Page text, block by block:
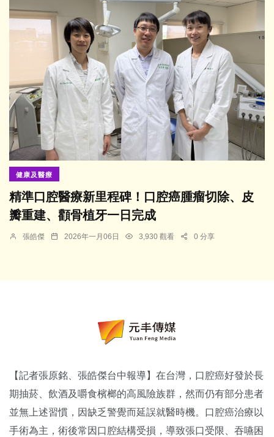
健康及醫療
精準口腔醫療新里程碑！口腔癌腫瘤切除、皮
瓣重建、顴骨植牙一日完成
張皓傑 2026年一月06日 3,930 觀看 0 分享
【記者張原銘、張皓傑台中報導】在台灣，口腔癌好發於長
期抽菸、飲酒及嚼食檳榔的高風險族群，然而仍有部分患者
並無上述習慣，因缺乏警覺而延誤就醫時機。口腔癌治療以
手術為主，術後常因口腔結構受損，導致張口受限、吞嚥困